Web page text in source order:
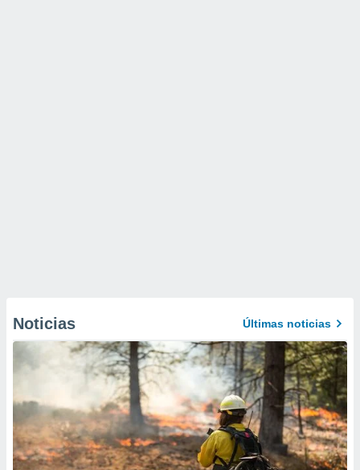
Noticias Últimas noticias